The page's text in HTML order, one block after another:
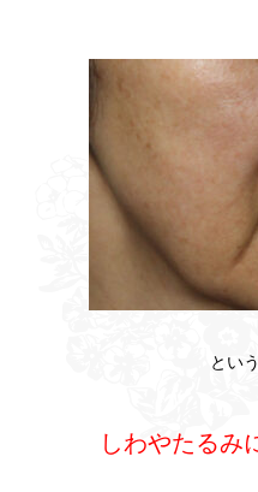
とい
しわやたるみ